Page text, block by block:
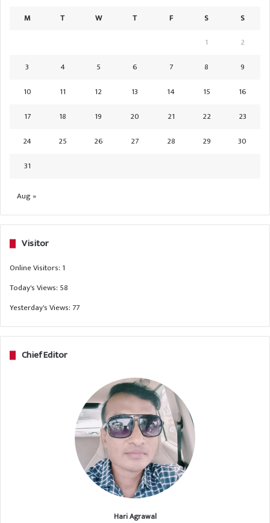
M T W T F S
S
1
2
3
4 5 6 7 8
9
10
11 12 13 14 15
16
17
18 19 20 21 22
23
24
25 26 27 28 29
30
31
Aug »
Visitor
Online Visitors: 1
Today's Views: 58
Yesterday's Views: 77
Chief Editor
Hari Agrawal